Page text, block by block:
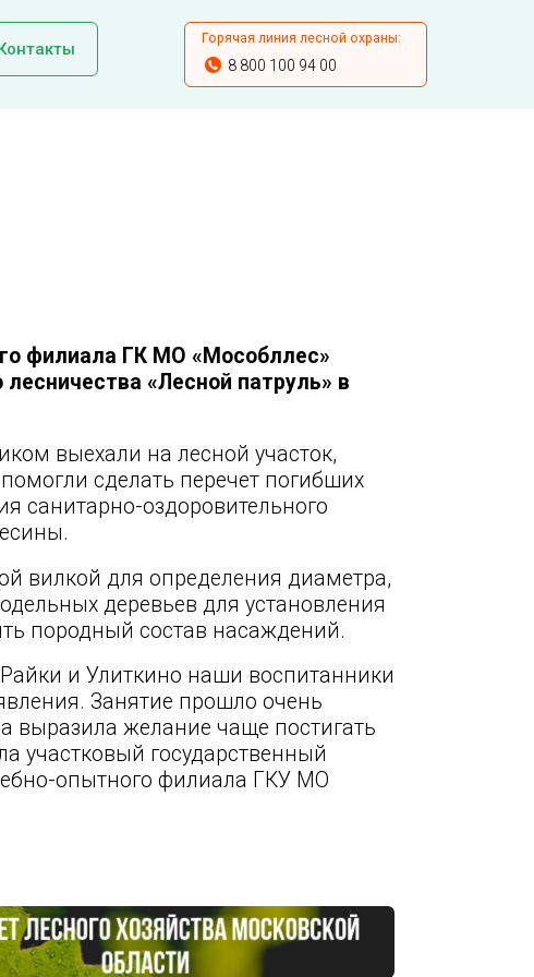
Горячая линия лесной охраны:
8 800 100 94 00
филиала ГК МО «Мособллес»
«Лесной патруль» в
выехали на лесной участок,
сделать перечет погибших
санитарно-оздоровительного
вилкой для определения диаметра,
деревьев для установления
породный состав насаждений.
и Улиткино наши воспитанники
Занятие прошло очень
выразила желание чаще постигать
участковый государственный
опытного филиала ГКУ МО